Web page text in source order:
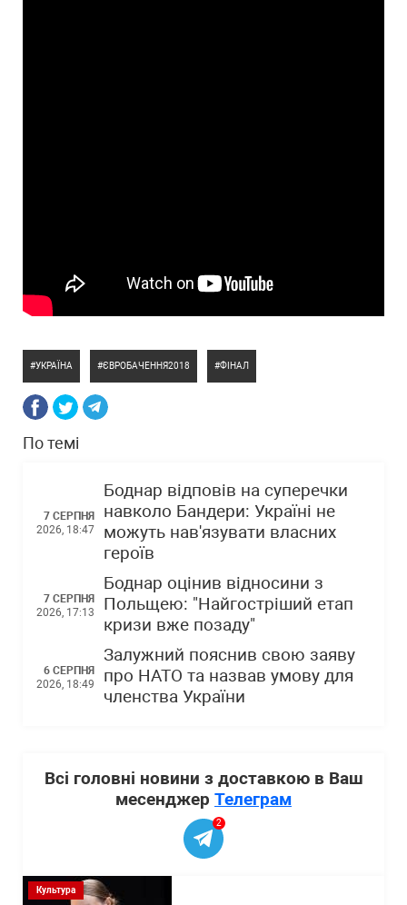
УКРАЇНА ЄВРОБАЧЕННЯ2018 ФІНАЛ
По темі
7 СЕРПНЯ
2026, 18:47
Боднар відповів на суперечки
навколо Бандери: Україні не
можуть нав'язувати власних
героїв
7 СЕРПНЯ
2026, 17:13
Боднар оцінив відносини з
Польщею: "Найгостріший етап
кризи вже позаду"
6 СЕРПНЯ
2026, 18:49
Залужний пояснив свою заяву
про НАТО та назвав умову для
членства України
Всі головні новини з доставкою в Ваш
месенджер Телеграм
2
Культура